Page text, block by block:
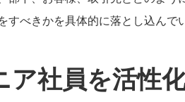
すべきかを具体的に落とし込んで
ア社員を活性